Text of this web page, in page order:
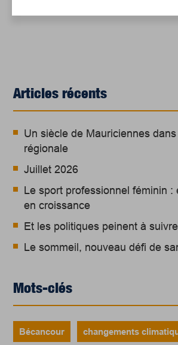
Articles récents
Un siècle de Mauriciennes
régionale
Juillet 2026
Le sport professionnel féminin :
en croissance
Et les politiques peinent à suivre
Le sommeil, nouveau défi de
Mots-clés
Bécancour changements